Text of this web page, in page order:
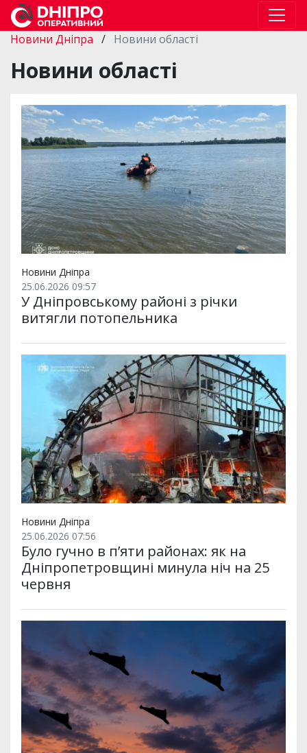
Новини Дніпра / Новини області
Новини області
Новини Дніпра
25.06.2026 09:57
У Дніпровському районі з річки
витягли потопельника
Новини Дніпра
25.06.2026 07:56
Було гучно в п’яти районах: як на
Дніпропетровщині минула ніч на 25
червня